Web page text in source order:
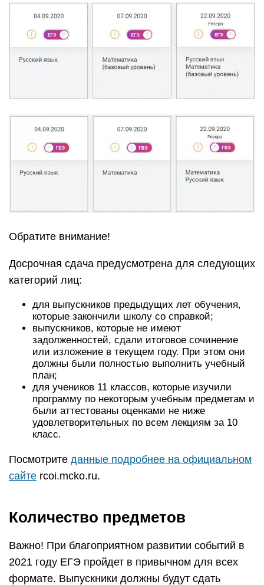
Обратите внимание!
Досрочная сдача предусмотрена для следующих
категорий лиц:
для выпускников предыдущих лет обучения,
которые закончили школу со справкой;
выпускников, которые не имеют
задолженностей, сдали итоговое сочинение
или изложение в текущем году. При этом они
должны были полностью выполнить учебный
план;
для учеников 11 классов, которые изучили
программу по некоторым учебным предметам и
были аттестованы оценками не ниже
удовлетворительных по всем лекциям за 10
класс.
Посмотрите данные подробнее на официальном
сайте rcoi.mcko.ru.
Количество предметов
Важно! При благоприятном развитии событий в
2021 году ЕГЭ пройдет в привычном для всех
формате. Выпускники должны будут сдать